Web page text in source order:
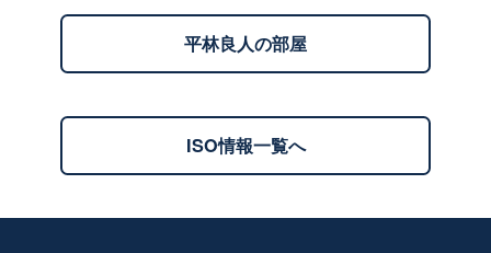
平林良人の部屋
ISO情報一覧へ